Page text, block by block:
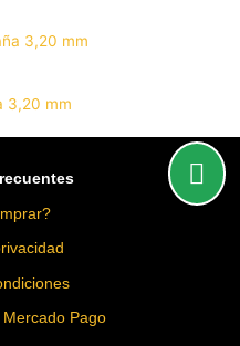
3,20 mm
Pago